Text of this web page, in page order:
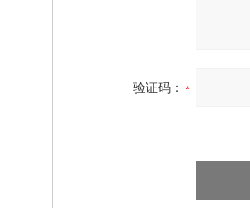
验证码：